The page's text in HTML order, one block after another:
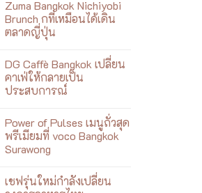
ที่
เล่า
เรื่อง
เจ้าพระยา
ผ่าน
ร่วม
สมัย
on
Villa
Le
Corail
Wellness
by
the
Sea
ฮีล
ทะเล
ญา
จาง
Zuma Bangkok Nichiyobi
Brunch กที่เหมือนได้เดิน
ตลาดญี่ปุ่น
on
Zuma
Bangkok
Nichiyobi
ที่
เหมือน
ได้
เดิน
ตลาด
DG Caffè Bangkok เปลี่ยน
คาเฟ่ให้กลายเป็น
ประสบการณ์
on
DG
Caffè
Bangkok
ให้
กลาย
Power of Pulses เมนูถั่วสุด
พรีเมียมที่ voco Bangkok
Surawong
Comments
on
เชฟรุ่นใหม่กำลังเปลี่ยน